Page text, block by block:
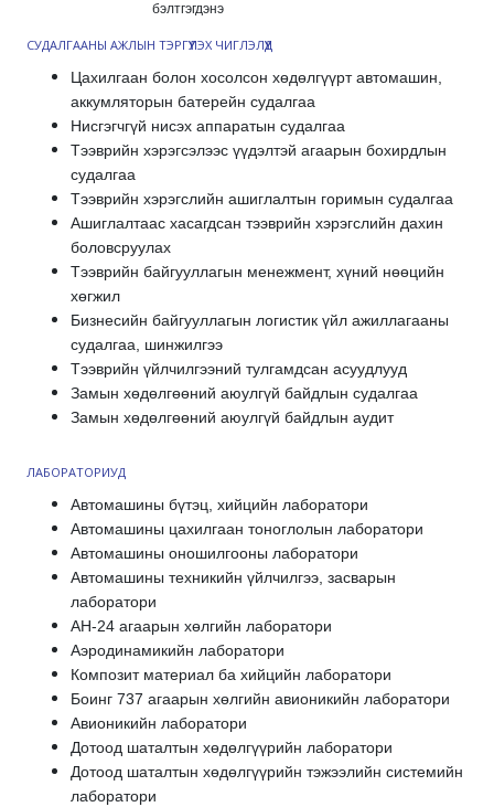
бэлтгэгдэнэ
СУДАЛГААНЫ АЖЛЫН ТЭРГҮҮЛЭХ ЧИГЛЭЛҮҮД
Цахилгаан болон хосолсон хөдөлгүүрт автомашин,
аккумляторын батерейн судалгаа
Нисгэгчгүй нисэх аппаратын судалгаа
Тээврийн хэрэгсэлээс үүдэлтэй агаарын бохирдлын
судалгаа
Тээврийн хэрэгслийн ашиглалтын горимын судалгаа
Ашиглалтаас хасагдсан тээврийн хэрэгслийн дахин
боловсруулах
Тээврийн байгууллагын менежмент, хүний нөөцийн
хөгжил
Бизнесийн байгууллагын логистик үйл ажиллагааны
судалгаа, шинжилгээ
Тээврийн үйлчилгээний тулгамдсан асуудлууд
Замын хөдөлгөөний аюулгүй байдлын судалгаа
Замын хөдөлгөөний аюулгүй байдлын аудит
ЛАБОРАТОРИУД
Автомашины бүтэц, хийцийн лаборатори
Автомашины цахилгаан тоноглолын лаборатори
Автомашины оношилгооны лаборатори
Автомашины техникийн үйлчилгээ, засварын
лаборатори
АН-24 агаарын хөлгийн лаборатори
Аэродинамикийн лаборатори
Композит материал ба хийцийн лаборатори
Боинг 737 агаарын хөлгийн авионикийн лаборатори
Авионикийн лаборатори
Дотоод шаталтын хөдөлгүүрийн лаборатори
Дотоод шаталтын хөдөлгүүрийн тэжээлийн системийн
лаборатори